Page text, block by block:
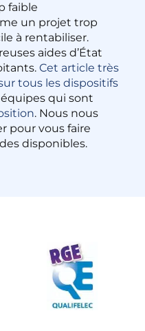
faible
un projet trop
à rentabiliser.
aides d’État
Cet article très
tous les dispositifs
qui sont
. Nous nous
pour vous faire
disponibles.